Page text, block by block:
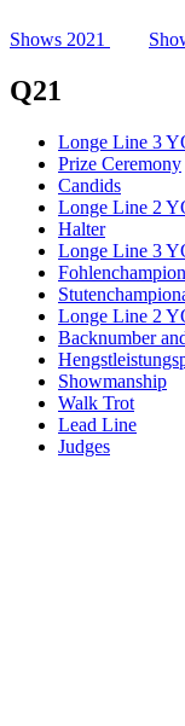
Shows 2021
Q21
Longe Line 3
Prize Ceremony
Candids
Longe Line 2
Halter
Longe Line 3
Longe Line 2
Backnumber
Showmanship
Walk Trot
Lead Line
Judges